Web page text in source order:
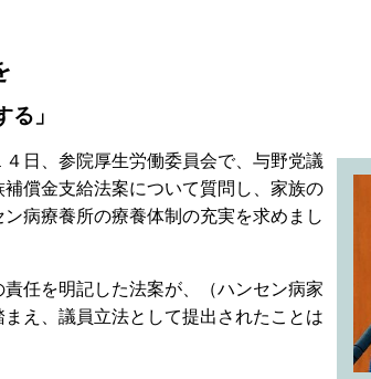
」
日、参院厚生労働委員会で、与野党議
償金支給法案について質問し、家族の
病療養所の療養体制の充実を求めまし
任を明記した法案が、（ハンセン病家
え、議員立法として提出されたことは